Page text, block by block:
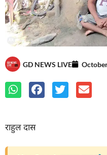
GD NEWS LIVE
राहुल दास